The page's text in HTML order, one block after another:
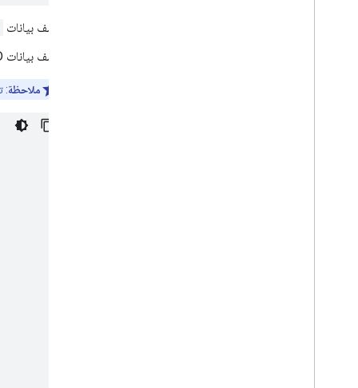
أضِف بيانات
أضِف بيانات JSON-LD المنظَّمة التي تم تمييزها إلى بيانات
ملاحظة: